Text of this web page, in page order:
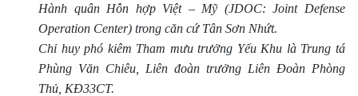
Hành quân Hỗn hợp Việt – Mỹ (JDOC: Joint Defense
Operation Center) trong căn cứ Tân Sơn Nhứt.
Chỉ huy phó kiêm Tham mưu trưởng Yếu Khu là Trung tá
Phùng Văn Chiêu, Liên đoàn trưởng Liên Đoàn Phòng
Thủ, KĐ33CT.